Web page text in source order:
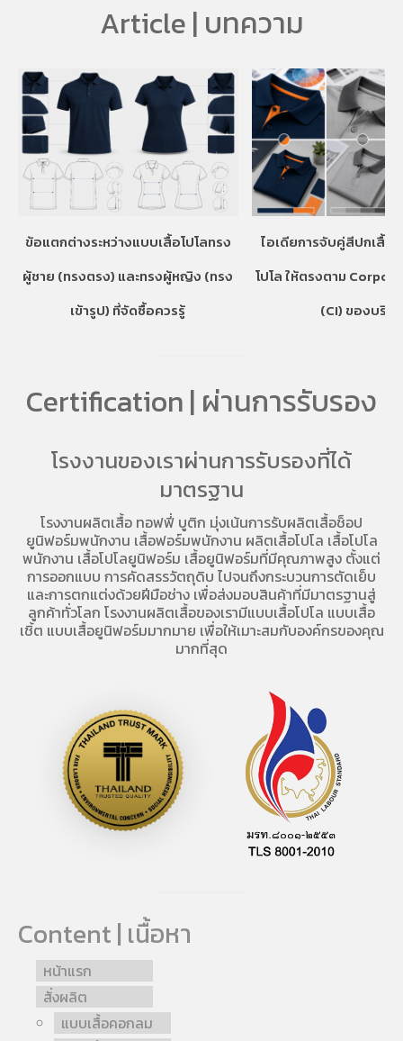
Article | บทความ
ข้อแตกต่างระหว่างแบบเสื้อโปโลทรง
ผู้ชาย (ทรงตรง) และทรงผู้หญิง (ทรง
เข้ารูป) ที่จัดซื้อควรรู้
ไอเดียการจับคู่สีปกเสื้อ
โปโล ให้ตรงตาม
(CI) ของบริษัท
Certification | ผ่านการรับรอง
โรงงานของเราผ่านการรับรองที่ได้
มาตรฐาน
โรงงานผลิตเสื้อ ทอฟฟี่ บูติก มุ่งเน้นการรับผลิตเสื้อช็อป
ยูนิฟอร์มพนักงาน เสื้อฟอร์มพนักงาน ผลิตเสื้อโปโล เสื้อโปโล
พนักงาน เสื้อโปโลยูนิฟอร์ม เสื้อยูนิฟอร์มที่มีคุณภาพสูง ตั้งแต่
การออกแบบ การคัดสรรวัตถุดิบ ไปจนถึงกระบวนการตัดเย็บ
และการตกแต่งด้วยฝีมือช่าง เพื่อส่งมอบสินค้าที่มีมาตรฐานสู่
ลูกค้าทั่วโลก โรงงานผลิตเสื้อของเรามีแบบเสื้อโปโล แบบเสื้อ
เชิ้ต แบบเสื้อยูนิฟอร์มมากมาย เพื่อให้เมาะสมกับองค์กรของคุณ
มากที่สุด
Content | เนื้อหา
หน้าแรก
สั่งผลิต
แบบเสื้อคอกลม